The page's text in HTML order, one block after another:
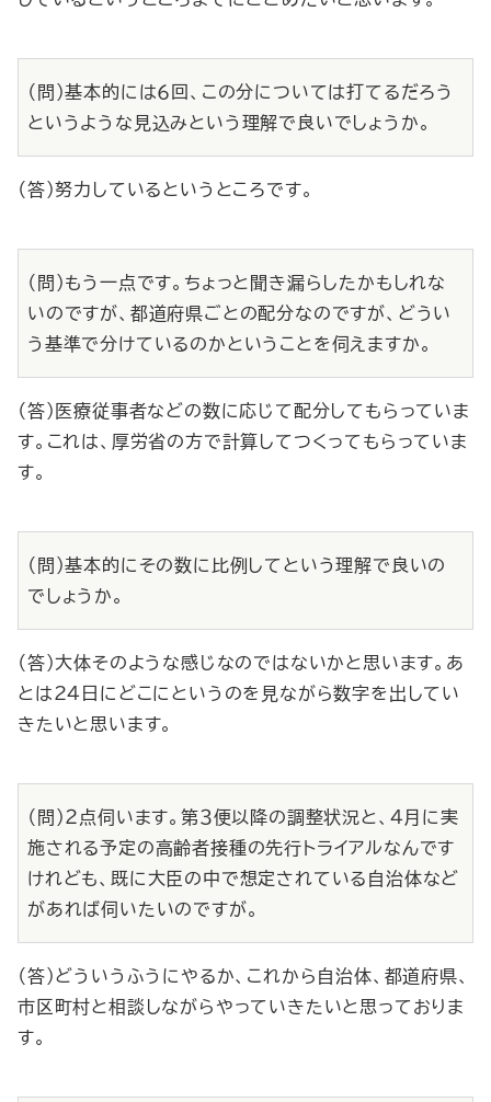
（問）基本的には６回、この分については打てるだろう
というような見込みという理解で良いでしょうか。
（答）努力しているというところです。
（問）もう一点です。ちょっと聞き漏らしたかもしれな
いのですが、都道府県ごとの配分なのですが、どうい
う基準で分けているのかということを伺えますか。
（答）医療従事者などの数に応じて配分してもらっていま
す。これは、厚労省の方で計算してつくってもらっていま
す。
（問）基本的にその数に比例してという理解で良いの
でしょうか。
（答）大体そのような感じなのではないかと思います。あ
とは24日にどこにというのを見ながら数字を出してい
きたいと思います。
（問）２点伺います。第３便以降の調整状況と、４月に実
施される予定の高齢者接種の先行トライアルなんです
けれども、既に大臣の中で想定されている自治体など
があれば伺いたいのですが。
（答）どういうふうにやるか、これから自治体、都道府県、
市区町村と相談しながらやっていきたいと思っておりま
す。